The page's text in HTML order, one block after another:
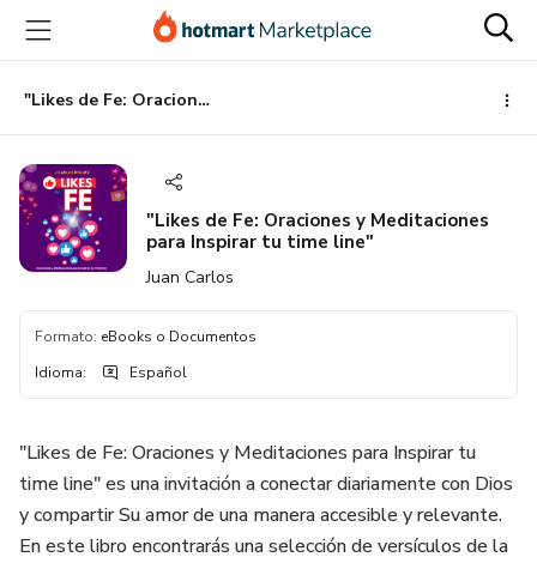
principal
página
de
página
"Likes de Fe: Oraciones y Meditaciones para Inspirar tu time line"
"Likes de Fe: Oraciones y Meditaciones
para Inspirar tu time line"
Juan Carlos
Formato: eBooks o Documentos
Idioma: Español
"Likes de Fe: Oraciones y Meditaciones para Inspirar tu
time line" es una invitación a conectar diariamente con Dios
y compartir Su amor de una manera accesible y relevante.
En este libro encontrarás una selección de versículos de la